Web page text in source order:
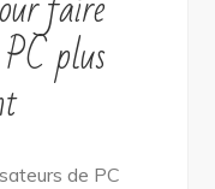
plus
de PC